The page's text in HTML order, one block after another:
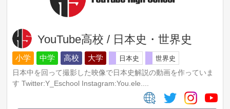
8:48 非効率な勉強法1つ目
10:27 非効率な勉強法2つ目
15:44 非効率な勉強法4つ目
17:47 非効率な勉強法5つ目
21:12 何年勉強しても韓国語が伸びない理由第1位
24:06 勉強時間を捻出する方法1つ目
25:28 勉強時間を捻出する方法2つ目
YouTube高校 / 日本史・世界史
小学 中学 高校 大学 日本史
世界史
日本中を回って撮影した映像で日本史解説の動画を作っていま
す Twitter:Y_Eschool Instagram:You.ele....